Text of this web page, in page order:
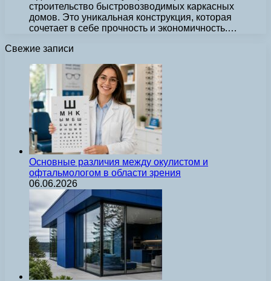
строительство быстровозводимых каркасных
домов. Это уникальная конструкция, которая
сочетает в себе прочность и экономичность.…
Свежие записи
Основные различия между окулистом и
офтальмологом в области зрения
06.06.2026